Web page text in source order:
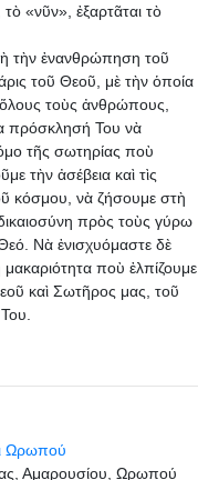
«νῦν», ἐξαρτᾶται τὸ
τὴν ἐνανθρώπηση τοῦ
τοῦ Θεοῦ, μὲ τὴν ὁποία
τοὺς ἀν­θρώπους,
πρόσκλησή Του νὰ
τῆς σωτηρίας ποὺ
τὴν ἀσέβεια καὶ τὶς
κόσμου, νὰ ζήσουμε στὴ
πρὸς τοὺς γύρω
Νὰ ἐνισχυόμαστε δὲ
ποὺ ἐλπίζουμε
καὶ Σωτῆρος μας, τοῦ
Αμαρουσίου, Ωρωπού